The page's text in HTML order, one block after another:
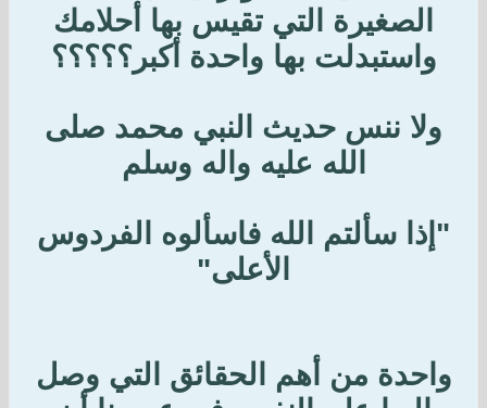
الصغيرة التي تقيس بها أحلامك
واستبدلت بها واحدة أكبر؟؟؟؟؟
ولا ننس حديث النبي محمد صلى
الله عليه واله وسلم
"إذا سألتم الله فاسألوه الفردوس
الأعلى"
واحدة من أهم الحقائق التي وصل